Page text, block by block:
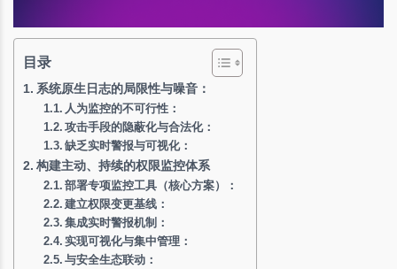
目录
系统原生日志的局限性与噪音：
人为监控的不可行性：
攻击手段的隐蔽化与合法化：
缺乏实时警报与可视化：
构建主动、持续的权限监控体系
部署专项监控工具（核心方案）：
建立权限变更基线：
集成实时警报机制：
实现可视化与集中管理：
与安全生态联动：